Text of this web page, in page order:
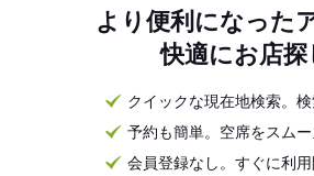
より便利になった
快適にお店探
クイックな現在地検索。
予約も簡単。空席をスム
会員登録なし。すぐに利